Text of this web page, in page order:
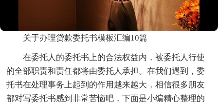
关于办理贷款委托书模板汇编10篇
在委托人的委托书上的合法权益内，被委托人行使
的全部职责和责任都将由委托人承担。在我们遇到，委
托书在处理事务上起到的作用越来越大，相信很多朋友
都对写委托书感到非常苦恼吧，下面是小编精心整理的